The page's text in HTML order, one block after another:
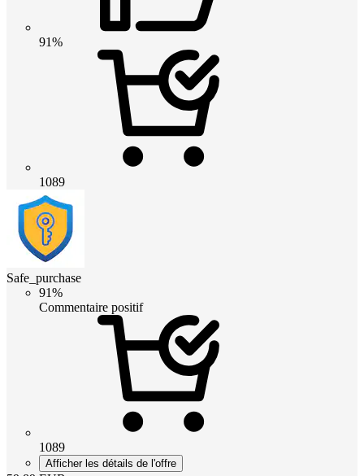
91%
1089
Safe_purchase
91%
Commentaire positif
1089
Afficher les détails de l'offre